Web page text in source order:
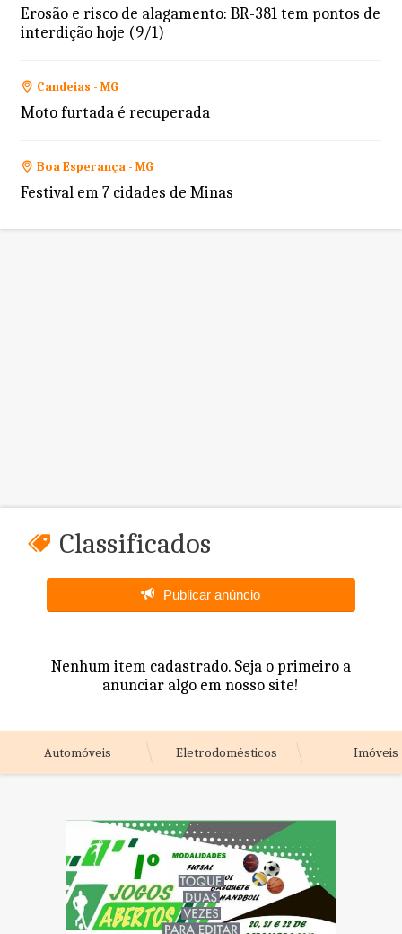
Erosão e risco de alagamento: BR-381 tem pontos de
interdição hoje (9/1)
Candeias - MG
Moto furtada é recuperada
Boa Esperança - MG
Festival em 7 cidades de Minas
Classificados
Publicar anúncio
Nenhum item cadastrado. Seja o primeiro a
anunciar algo em nosso site!
Automóveis Eletrodomésticos Imóveis